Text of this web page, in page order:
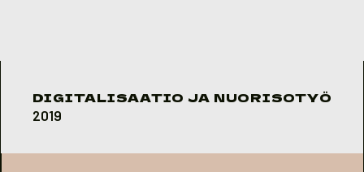
DIGITALISAATIO JA NUORISOTYÖ
2019